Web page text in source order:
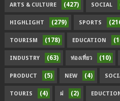
ARTS & CULTURE (427) SOCIAL
HIGHLIGHT (279) SPORTS
TOURISM (178) EDUCATION
INDUSTRY (63) ท่องเที่ยว (10)
PRODUCT (5) NEW (4)
TOURIS (4) ฝ (2)